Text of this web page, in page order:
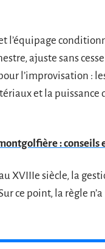
l’équipage
ajuste sans
l’improvisation :
et la puissance
: conseils
XVIIIe siècle, la
ce point, la règle